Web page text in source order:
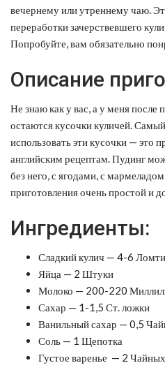
вечернему или утреннему чаю.
переработки зачерствевшего
Попробуйте, вам обязательно
Описание
Не знаю как у вас, а у меня после
остаются кусочки куличей.
использовать эти кусочки — это
английским рецептам. Пудинг
без него, с ягодами, с
приготовления очень простой и
Ингредиенты:
Сладкий кулич — 4-6
Яйца — 2 Штуки
Молоко — 200-220
Сахар — 1-1,5 Ст. ложки
Ванильный сахар — 0,5
Соль — 1 Щепотка
Густое варенье — 2